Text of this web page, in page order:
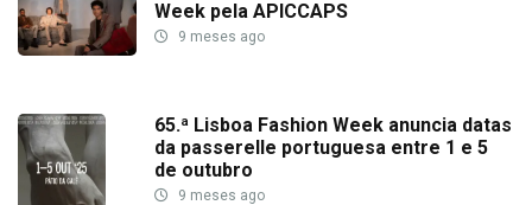
Week pela APICCAPS
9 meses ago
65.ª Lisboa Fashion Week anuncia datas
da passerelle portuguesa entre 1 e 5
de outubro
9 meses ago